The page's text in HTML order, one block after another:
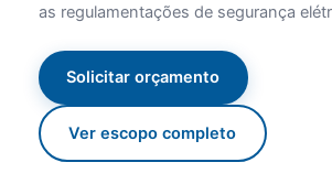
as regulamentações de segurança
Solicitar orçamento
Ver escopo completo